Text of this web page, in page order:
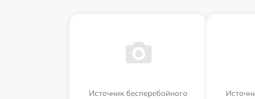
Источник бесперебойного